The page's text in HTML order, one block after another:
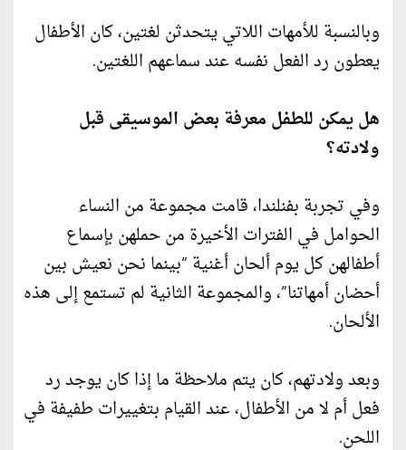
وبالنسبة للأمهات اللاتي يتحدثن لغتين، كان الأطفال
يعطون رد الفعل نفسه عند سماعهم اللغتين.
هل يمكن للطفل معرفة بعض الموسيقى قبل
ولادته؟
وفي تجربة بفنلندا، قامت مجموعة من النساء
الحوامل في الفترات الأخيرة من حملهن بإسماع
أطفالهن كل يوم ألحان أغنية “بينما نحن نعيش بين
أحضان أمهاتنا”، والمجموعة الثانية لم تستمع إلى هذه
الألحان.
وبعد ولادتهم، كان يتم ملاحظة ما إذا كان يوجد رد
فعل أم لا من الأطفال، عند القيام بتغييرات طفيفة في
اللحن.